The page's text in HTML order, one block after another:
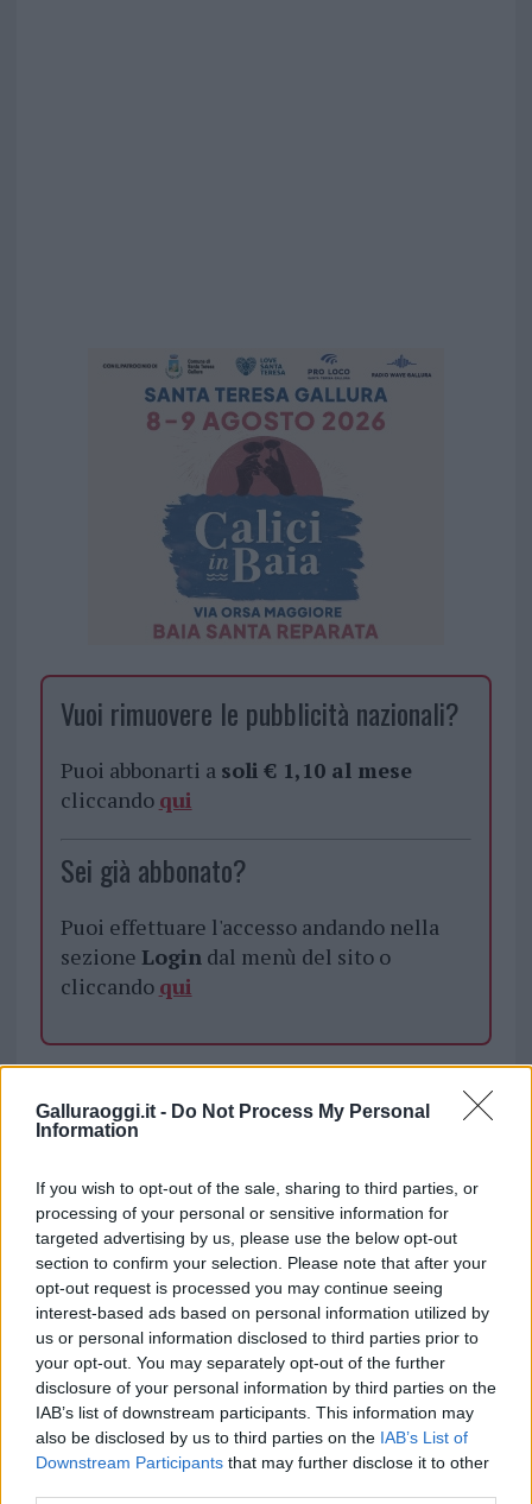
Galluraoggi.it - Do Not Process My Personal
Information
If you wish to opt-out of the sale, sharing to third parties, or
processing of your personal or sensitive information for
targeted advertising by us, please use the below opt-out
section to confirm your selection. Please note that after your
opt-out request is processed you may continue seeing
interest-based ads based on personal information utilized by
us or personal information disclosed to third parties prior to
your opt-out. You may separately opt-out of the further
disclosure of your personal information by third parties on the
IAB’s list of downstream participants. This information may
also be disclosed by us to third parties on the IAB’s List of
Downstream Participants that may further disclose it to other
Vuoi rimuovere le pubblicità nazionali?
Puoi abbonarti a soli € 1,10 al mese
cliccando qui
Sei già abbonato?
Puoi effettuare l'accesso andando nella
sezione Logindal menù del sito o
cliccando qui
TEMI: Calcio Porto Rotondo Porto Rotondo
GalluraOggi.it
Inviaci le tue segnalazioni,
i tuoi video e le tue foto
Su WhatsApp al numero +39
345 356 7512